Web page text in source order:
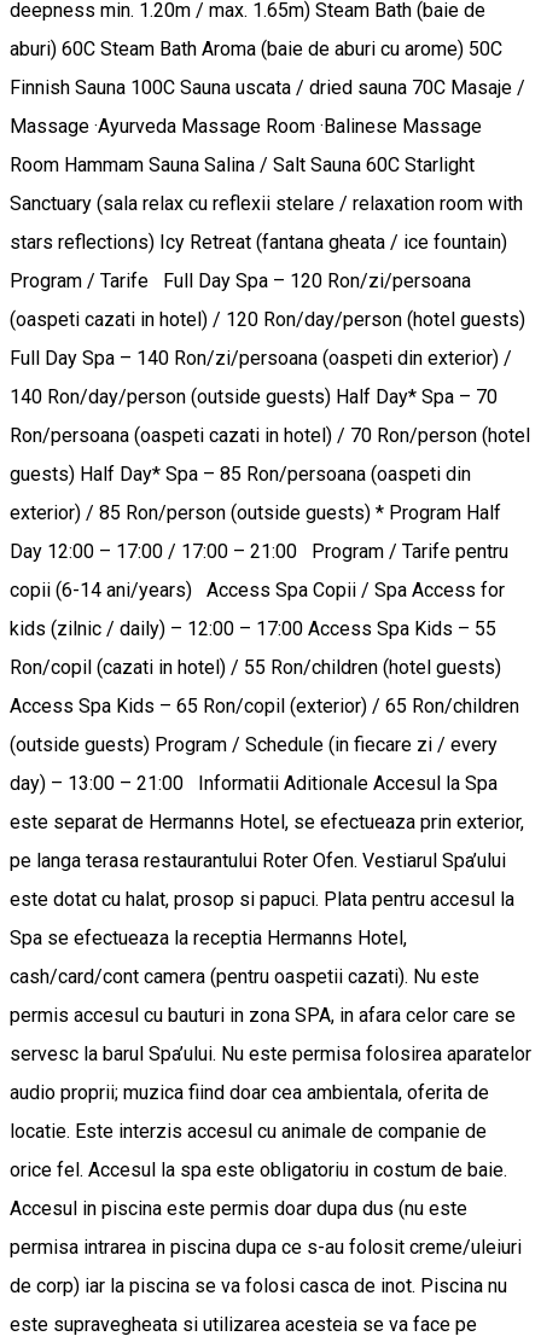
deepness min. 1.20m / max. 1.65m) Steam Bath (baie de
aburi) 60C Steam Bath Aroma (baie de aburi cu arome) 50C
Finnish Sauna 100C Sauna uscata / dried sauna 70C Masaje /
Massage ·Ayurveda Massage Room ·Balinese Massage
Room Hammam Sauna Salina / Salt Sauna 60C Starlight
Sanctuary (sala relax cu reflexii stelare / relaxation room with
stars reflections) Icy Retreat (fantana gheata / ice fountain)
Program / Tarife Full Day Spa – 120 Ron/zi/persoana
(oaspeti cazati in hotel) / 120 Ron/day/person (hotel guests)
Full Day Spa – 140 Ron/zi/persoana (oaspeti din exterior) /
140 Ron/day/person (outside guests) Half Day* Spa – 70
Ron/persoana (oaspeti cazati in hotel) / 70 Ron/person (hotel
guests) Half Day* Spa – 85 Ron/persoana (oaspeti din
exterior) / 85 Ron/person (outside guests) * Program Half
Day 12:00 – 17:00 / 17:00 – 21:00 Program / Tarife pentru
copii (6-14 ani/years) Access Spa Copii / Spa Access for
kids (zilnic / daily) – 12:00 – 17:00 Access Spa Kids – 55
Ron/copil (cazati in hotel) / 55 Ron/children (hotel guests)
Access Spa Kids – 65 Ron/copil (exterior) / 65 Ron/children
(outside guests) Program / Schedule (in fiecare zi / every
day) – 13:00 – 21:00 Informatii Aditionale Accesul la Spa
este separat de Hermanns Hotel, se efectueaza prin exterior,
pe langa terasa restaurantului Roter Ofen. Vestiarul Spa’ului
este dotat cu halat, prosop si papuci. Plata pentru accesul la
Spa se efectueaza la receptia Hermanns Hotel,
cash/card/cont camera (pentru oaspetii cazati). Nu este
permis accesul cu bauturi in zona SPA, in afara celor care se
servesc la barul Spa’ului. Nu este permisa folosirea aparatelor
audio proprii; muzica fiind doar cea ambientala, oferita de
locatie. Este interzis accesul cu animale de companie de
orice fel. Accesul la spa este obligatoriu in costum de baie.
Accesul in piscina este permis doar dupa dus (nu este
permisa intrarea in piscina dupa ce s-au folosit creme/uleiuri
de corp) iar la piscina se va folosi casca de inot. Piscina nu
este supravegheata si utilizarea acesteia se va face pe